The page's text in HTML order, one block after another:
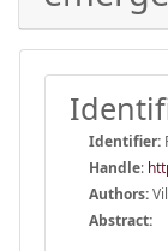
Identifier:
Handle:
Authors:
Abstract: